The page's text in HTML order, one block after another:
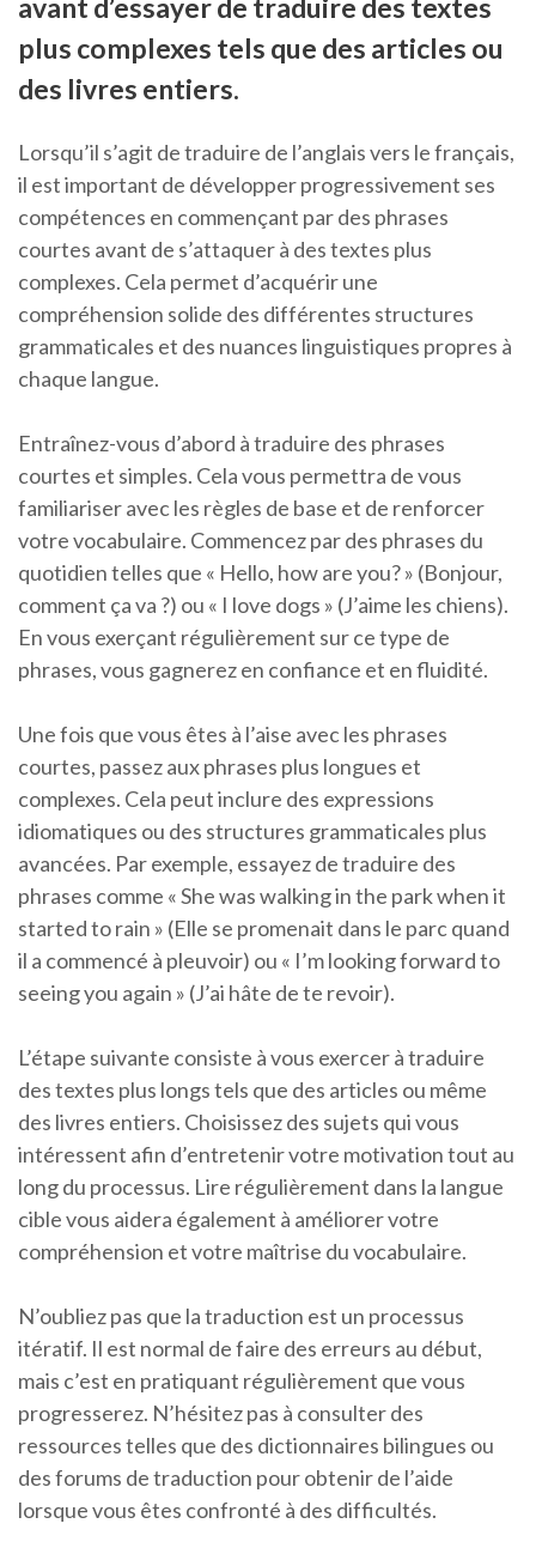
avant d’essayer de traduire des textes
plus complexes tels que des articles ou
des livres entiers.
Lorsqu’il s’agit de traduire de l’anglais vers le français,
il est important de développer progressivement ses
compétences en commençant par des phrases
courtes avant de s’attaquer à des textes plus
complexes. Cela permet d’acquérir une
compréhension solide des différentes structures
grammaticales et des nuances linguistiques propres à
chaque langue.
Entraînez-vous d’abord à traduire des phrases
courtes et simples. Cela vous permettra de vous
familiariser avec les règles de base et de renforcer
votre vocabulaire. Commencez par des phrases du
quotidien telles que « Hello, how are you? » (Bonjour,
comment ça va ?) ou « I love dogs » (J’aime les chiens).
En vous exerçant régulièrement sur ce type de
phrases, vous gagnerez en confiance et en fluidité.
Une fois que vous êtes à l’aise avec les phrases
courtes, passez aux phrases plus longues et
complexes. Cela peut inclure des expressions
idiomatiques ou des structures grammaticales plus
avancées. Par exemple, essayez de traduire des
phrases comme « She was walking in the park when it
started to rain » (Elle se promenait dans le parc quand
il a commencé à pleuvoir) ou « I’m looking forward to
seeing you again » (J’ai hâte de te revoir).
L’étape suivante consiste à vous exercer à traduire
des textes plus longs tels que des articles ou même
des livres entiers. Choisissez des sujets qui vous
intéressent afin d’entretenir votre motivation tout au
long du processus. Lire régulièrement dans la langue
cible vous aidera également à améliorer votre
compréhension et votre maîtrise du vocabulaire.
N’oubliez pas que la traduction est un processus
itératif. Il est normal de faire des erreurs au début,
mais c’est en pratiquant régulièrement que vous
progresserez. N’hésitez pas à consulter des
ressources telles que des dictionnaires bilingues ou
des forums de traduction pour obtenir de l’aide
lorsque vous êtes confronté à des difficultés.